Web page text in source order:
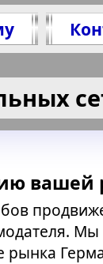
вашей
рынка